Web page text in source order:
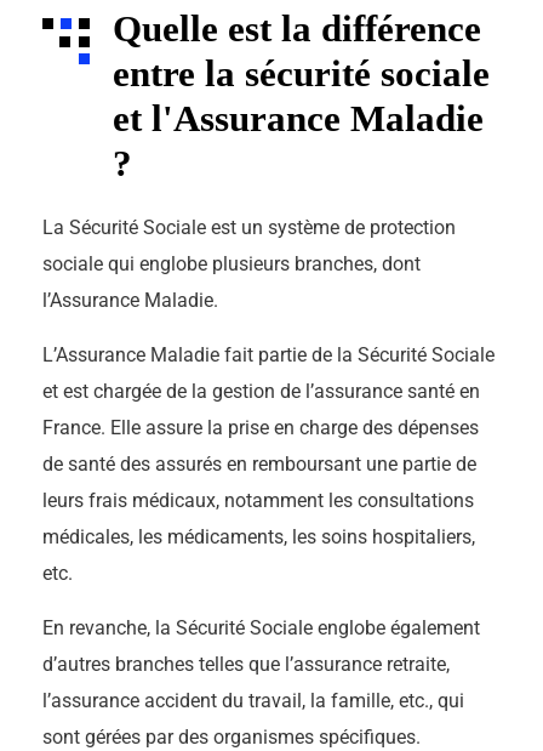
Quelle est la différence
entre la sécurité sociale
et l'Assurance Maladie
?
La Sécurité Sociale est un système de protection
sociale qui englobe plusieurs branches, dont
l’Assurance Maladie.
L’Assurance Maladie fait partie de la Sécurité Sociale
et est chargée de la gestion de l’assurance santé en
France. Elle assure la prise en charge des dépenses
de santé des assurés en remboursant une partie de
leurs frais médicaux, notamment les consultations
médicales, les médicaments, les soins hospitaliers,
etc.
En revanche, la Sécurité Sociale englobe également
d’autres branches telles que l’assurance retraite,
l’assurance accident du travail, la famille, etc., qui
sont gérées par des organismes spécifiques.